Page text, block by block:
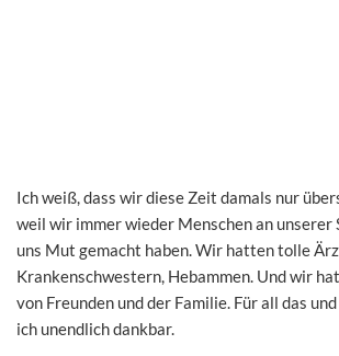
Ich weiß, dass wir diese Zeit damals nur
weil wir immer wieder Menschen an unserer
uns Mut gemacht haben. Wir hatten tolle
Krankenschwestern, Hebammen. Und wir
von Freunden und der Familie. Für all das
ich unendlich dankbar.